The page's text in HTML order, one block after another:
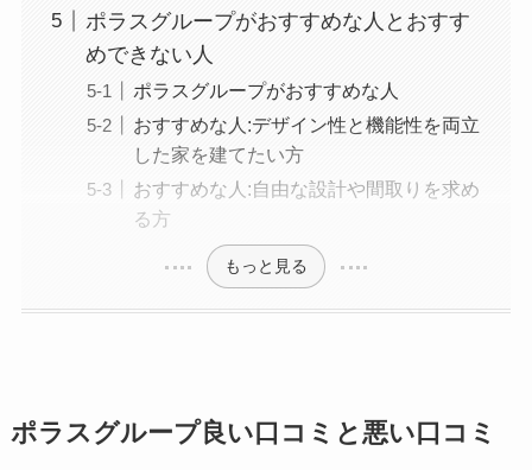
ポラスグループがおすすめな人とおすす
めできない人
ポラスグループがおすすめな人
おすすめな人:デザイン性と機能性を両立
した家を建てたい方
おすすめな人:自由な設計や間取りを求め
る方
もっと見る
ポラスグループ良い口コミと悪い口コミ